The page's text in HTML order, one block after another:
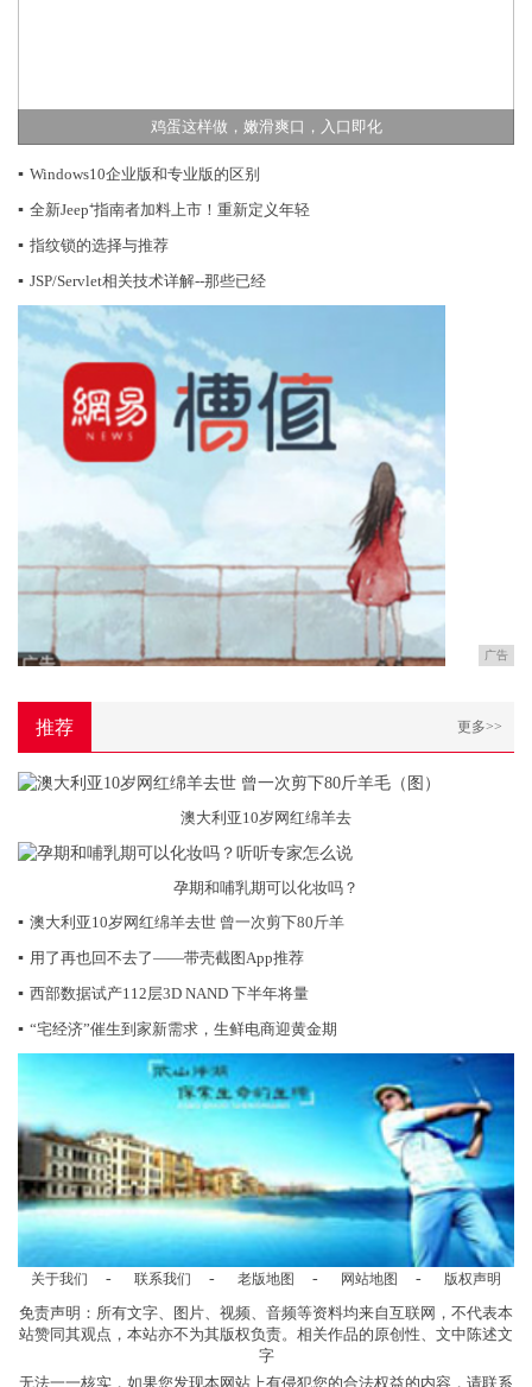
鸡蛋这样做，嫩滑爽口，入口即化
▪ Windows10企业版和专业版的区别
▪ 全新Jeep⁺指南者加料上市！重新定义年轻
▪ 指纹锁的选择与推荐
▪ JSP/Servlet相关技术详解--那些已经
广告
推荐 更多>>
澳大利亚10岁网红绵羊去
孕期和哺乳期可以化妆吗？
▪ 澳大利亚10岁网红绵羊去世 曾一次剪下80斤羊
▪ 用了再也回不去了——带壳截图App推荐
▪ 西部数据试产112层3D NAND 下半年将量
▪ “宅经济”催生到家新需求，生鲜电商迎黄金期
关于我们 - 联系我们 - 老版地图 - 网站地图 - 版权声明
免责声明：所有文字、图片、视频、音频等资料均来自互联网，不代表本
站赞同其观点，本站亦不为其版权负责。相关作品的原创性、文中陈述文
字
无法一一核实，如果您发现本网站上有侵犯您的合法权益的内容，请联系